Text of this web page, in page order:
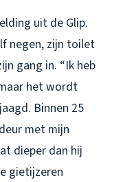
uit de Glip.
negen, zijn toilet
gang in. “Ik heb
het wordt
Binnen 25
met mijn
dieper dan hij
gietijzeren